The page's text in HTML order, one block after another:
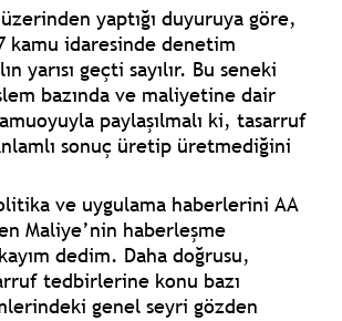
yaptığı duyuruya göre,
kamu idaresinde denetim
yarısı geçti sayılır. Bu seneki
bazında ve maliyetine dair
paylaşılmalı ki, tasarruf
sonuç üretip üretmediğini
ve uygulama haberlerini AA
Maliye’nin haberleşme
dedim. Daha doğrusu,
tedbirlerine konu bazı
genel seyri gözden